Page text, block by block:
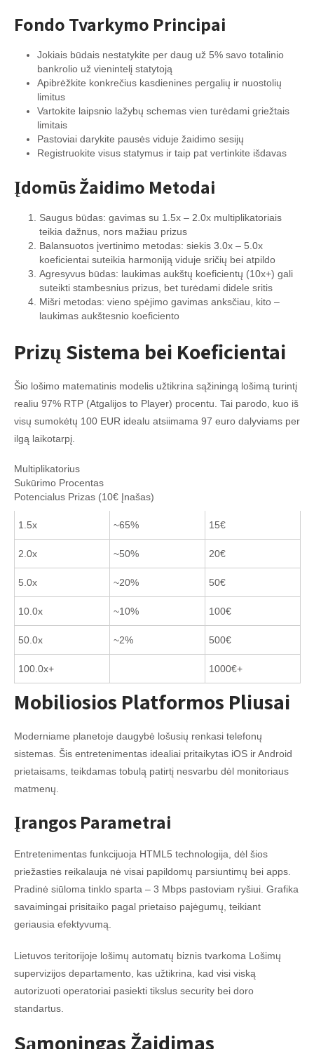
Fondo Tvarkymo Principai
Jokiais būdais nestatykite per daug už 5% savo totalinio
bankrolio už vienintelį statytoją
Apibrėžkite konkrečius kasdienines pergalių ir nuostolių
limitus
Vartokite laipsnio lažybų schemas vien turėdami griežtais
limitais
Pastoviai darykite pausės viduje žaidimo sesijų
Registruokite visus statymus ir taip pat vertinkite išdavas
Įdomūs Žaidimo Metodai
Saugus būdas: gavimas su 1.5x – 2.0x multiplikatoriais
teikia dažnus, nors mažiau prizus
Balansuotos įvertinimo metodas: siekis 3.0x – 5.0x
koeficientai suteikia harmoniją viduje sričių bei atpildo
Agresyvus būdas: laukimas aukštų koeficientų (10x+) gali
suteikti stambesnius prizus, bet turėdami didele sritis
Mišri metodas: vieno spėjimo gavimas anksčiau, kito –
laukimas aukštesnio koeficiento
Prizų Sistema bei Koeficientai
Šio lošimo matematinis modelis užtikrina sąžiningą lošimą turintį
realiu 97% RTP (Atgalijos to Player) procentu. Tai parodo, kuo iš
visų sumokėtų 100 EUR idealu atsiimama 97 euro dalyviams per
ilgą laikotarpį.
Multiplikatorius
Sukūrimo Procentas
Potencialus Prizas (10€ Įnašas)
1.5x ~65% 15€
2.0x ~50% 20€
5.0x ~20% 50€
10.0x ~10% 100€
50.0x ~2% 500€
100.0x+ 1000€+
Mobiliosios Platformos Pliusai
Moderniame planetoje daugybė lošusių renkasi telefonų
sistemas. Šis entretenimentas idealiai pritaikytas iOS ir Android
prietaisams, teikdamas tobulą patirtį nesvarbu dėl monitoriaus
matmenų.
Įrangos Parametrai
Entretenimentas funkcijuoja HTML5 technologija, dėl šios
priežasties reikalauja nė visai papildomų parsiuntimų bei apps.
Pradinė siūloma tinklo sparta – 3 Mbps pastoviam ryšiui. Grafika
savaimingai prisitaiko pagal prietaiso pajėgumų, teikiant
geriausia efektyvumą.
Lietuvos teritorijoje lošimų automatų biznis tvarkoma Lošimų
supervizijos departamento, kas užtikrina, kad visi viską
autorizuoti operatoriai pasiekti tikslus security bei doro
standartus.
Sąmoningas Žaidimas